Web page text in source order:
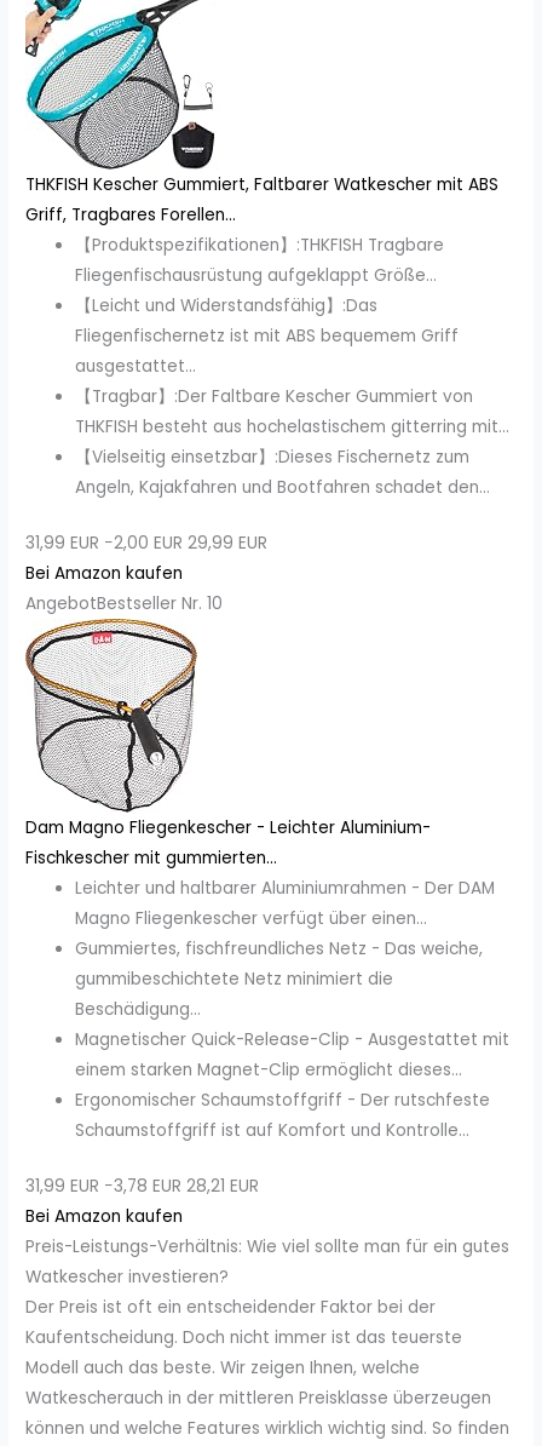
THKFISH Kescher Gummiert, Faltbarer Watkescher mit ABS
Griff, Tragbares Forellen...
【Produktspezifikationen】:THKFISH Tragbare
Fliegenfischausrüstung aufgeklappt Größe...
【Leicht und Widerstandsfähig】:Das
Fliegenfischernetz ist mit ABS bequemem Griff
ausgestattet...
【Tragbar】:Der Faltbare Kescher Gummiert von
THKFISH besteht aus hochelastischem gitterring mit...
【Vielseitig einsetzbar】:Dieses Fischernetz zum
Angeln, Kajakfahren und Bootfahren schadet den...
31,99 EUR −2,00 EUR 29,99 EUR
Bei Amazon kaufen
AngebotBestseller Nr. 10
Dam Magno Fliegenkescher - Leichter Aluminium-
Fischkescher mit gummierten...
Leichter und haltbarer Aluminiumrahmen - Der DAM
Magno Fliegenkescher verfügt über einen...
Gummiertes, fischfreundliches Netz - Das weiche,
gummibeschichtete Netz minimiert die
Beschädigung...
Magnetischer Quick-Release-Clip - Ausgestattet mit
einem starken Magnet-Clip ermöglicht dieses...
Ergonomischer Schaumstoffgriff - Der rutschfeste
Schaumstoffgriff ist auf Komfort und Kontrolle...
31,99 EUR −3,78 EUR 28,21 EUR
Bei Amazon kaufen
Preis-Leistungs-Verhältnis: Wie viel sollte man für ein gutes
Watkescher investieren?
Der Preis ist oft ein entscheidender Faktor bei der
Kaufentscheidung. Doch nicht immer ist das teuerste
Modell auch das beste. Wir zeigen Ihnen, welche
Watkescherauch in der mittleren Preisklasse überzeugen
können und welche Features wirklich wichtig sind. So finden